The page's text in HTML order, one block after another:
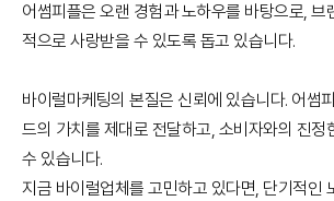
어썸피플은 오랜 경험과 노하우를 바탕으로, 브
적으로 사랑받을 수 있도록 돕고 있습니다.
바이럴마케팅의 본질은 신뢰에 있습니다. 어썸
드의 가치를 제대로 전달하고, 소비자와의 진정
수 있습니다.
지금 바이럴업체를 고민하고 있다면, 단기적인